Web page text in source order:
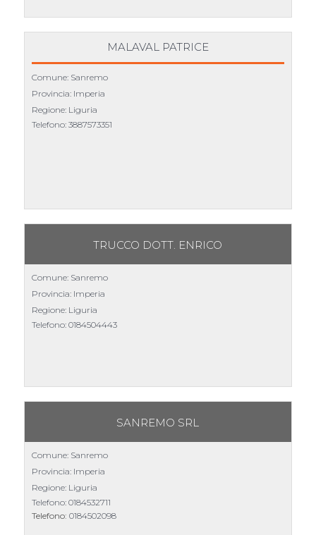
MALAVAL PATRICE
Comune: Sanremo
Provincia: Imperia
Regione: Liguria
Telefono: 3887573351
TRUCCO DOTT. ENRICO
Comune: Sanremo
Provincia: Imperia
Regione: Liguria
Telefono: 0184504443
SANREMO SRL
Comune: Sanremo
Provincia: Imperia
Regione: Liguria
Telefono: 0184532711
Telefono: 0184502098